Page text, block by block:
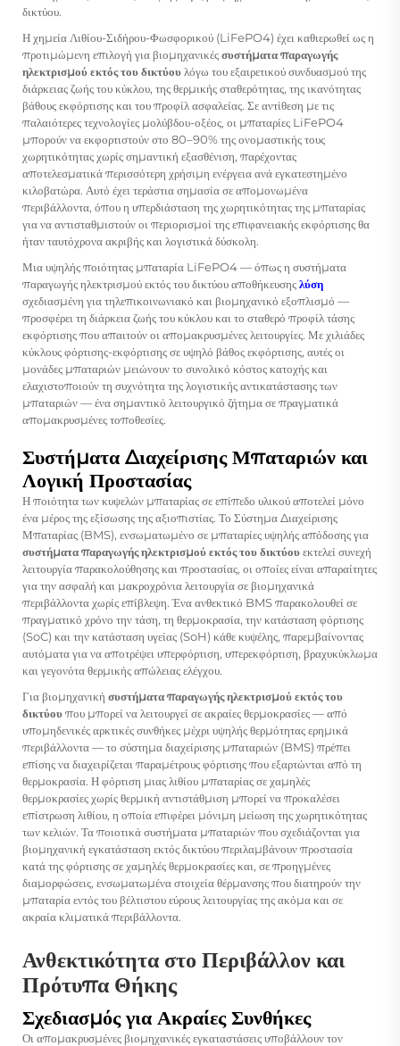
δικτύου.
Η χημεία Λιθίου-Σιδήρου-Φωσφορικού (LiFePO4) έχει καθιερωθεί ως η
προτιμώμενη επιλογή για βιομηχανικέςσυστήματα παραγωγής
ηλεκτρισμού εκτός του δικτύουλόγω του εξαιρετικού συνδυασμού της
διάρκειας ζωής του κύκλου, της θερμικής σταθερότητας, της ικανότητας
βάθους εκφόρτισης και του προφίλ ασφαλείας. Σε αντίθεση με τις
παλαιότερες τεχνολογίες μολύβδου-οξέος, οι μπαταρίες LiFePO4
μπορούν να εκφορτιστούν στο 80–90% της ονομαστικής τους
χωρητικότητας χωρίς σημαντική εξασθένιση, παρέχοντας
αποτελεσματικά περισσότερη χρήσιμη ενέργεια ανά εγκατεστημένο
κιλοβατώρα. Αυτό έχει τεράστια σημασία σε απομονωμένα
περιβάλλοντα, όπου η υπερδιάσταση της χωρητικότητας της μπαταρίας
για να αντισταθμιστούν οι περιορισμοί της επιφανειακής εκφόρτισης θα
ήταν ταυτόχρονα ακριβής και λογιστικά δύσκολη.
Μια υψηλής ποιότητας μπαταρία LiFePO4 — όπως η συστήματα
παραγωγής ηλεκτρισμού εκτός του δικτύουαποθήκευσηςλύση
σχεδιασμένη για τηλεπικοινωνιακό και βιομηχανικό εξοπλισμό —
προσφέρει τη διάρκεια ζωής του κύκλου και το σταθερό προφίλ τάσης
εκφόρτισης που απαιτούν οι απομακρυσμένες λειτουργίες. Με χιλιάδες
κύκλους φόρτισης-εκφόρτισης σε υψηλό βάθος εκφόρτισης, αυτές οι
μονάδες μπαταριών μειώνουν το συνολικό κόστος κατοχής και
ελαχιστοποιούν τη συχνότητα της λογιστικής αντικατάστασης των
μπαταριών — ένα σημαντικό λειτουργικό ζήτημα σε πραγματικά
απομακρυσμένες τοποθεσίες.
Συστήματα Διαχείρισης Μπαταριών και
Λογική Προστασίας
Η ποιότητα των κυψελών μπαταρίας σε επίπεδο υλικού αποτελεί μόνο
ένα μέρος της εξίσωσης της αξιοπιστίας. Το Σύστημα Διαχείρισης
Μπαταρίας (BMS), ενσωματωμένο σε μπαταρίες υψηλής απόδοσης για
συστήματα παραγωγής ηλεκτρισμού εκτός του δικτύουεκτελεί συνεχή
λειτουργία παρακολούθησης και προστασίας, οι οποίες είναι απαραίτητες
για την ασφαλή και μακροχρόνια λειτουργία σε βιομηχανικά
περιβάλλοντα χωρίς επίβλεψη. Ένα ανθεκτικό BMS παρακολουθεί σε
πραγματικό χρόνο την τάση, τη θερμοκρασία, την κατάσταση φόρτισης
(SoC) και την κατάσταση υγείας (SoH) κάθε κυψέλης, παρεμβαίνοντας
αυτόματα για να αποτρέψει υπερφόρτιση, υπερεκφόρτιση, βραχυκύκλωμα
και γεγονότα θερμικής απώλειας ελέγχου.
Για βιομηχανική συστήματα παραγωγής ηλεκτρισμού εκτός του
δικτύουπου μπορεί να λειτουργεί σε ακραίες θερμοκρασίες — από
υπομηδενικές αρκτικές συνθήκες μέχρι υψηλής θερμότητας ερημικά
περιβάλλοντα — το σύστημα διαχείρισης μπαταριών (BMS) πρέπει
επίσης να διαχειρίζεται παραμέτρους φόρτισης που εξαρτώνται από τη
θερμοκρασία. Η φόρτιση μιας λιθίου μπαταρίας σε χαμηλές
θερμοκρασίες χωρίς θερμική αντιστάθμιση μπορεί να προκαλέσει
επίστρωση λιθίου, η οποία επιφέρει μόνιμη μείωση της χωρητικότητας
των κελιών. Τα ποιοτικά συστήματα μπαταριών που σχεδιάζονται για
βιομηχανική εγκατάσταση εκτός δικτύου περιλαμβάνουν προστασία
κατά της φόρτισης σε χαμηλές θερμοκρασίες και, σε προηγμένες
διαμορφώσεις, ενσωματωμένα στοιχεία θέρμανσης που διατηρούν την
μπαταρία εντός του βέλτιστου εύρους λειτουργίας της ακόμα και σε
ακραία κλιματικά περιβάλλοντα.
Ανθεκτικότητα στο Περιβάλλον και
Πρότυπα Θήκης
Σχεδιασμός για Ακραίες Συνθήκες
Οι απομακρυσμένες βιομηχανικές εγκαταστάσεις υποβάλλουν τον